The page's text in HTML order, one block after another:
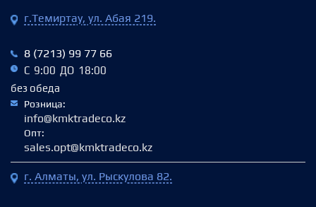
г.Темиртау, ул. Абая 219.
8 (7213) 99 77 66
С 9:00 ДО 18:00
без обеда
Розница:
info@kmktradeco.kz
Опт:
sales.opt@kmktradeco.kz
г. Алматы, ул. Рыскулова 82.